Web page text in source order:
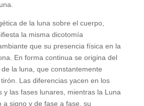
de la luna sobre el cuerpo,
la misma dicotomía
que su presencia física en la
En forma continua se origina del
la luna, que constantemente
Las diferencias yacen en los
y las fases lunares, mientras la Luna
a signo y de fase a fase, su